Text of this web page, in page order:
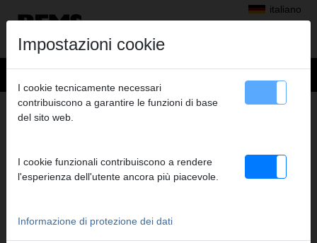
italiano
Prodotti>Pressatura radiale>Pinze a pressare/anelli a pressare REMS
> REMS Pinza a pressare RFIz 25
(PZ-2B) A1-32KN
Impostazioni cookie
I cookie tecnicamente necessari
contribuiscono a garantire le funzioni di base
del sito web.
I cookie funzionali contribuiscono a rendere
l'esperienza dell'utente ancora più piacevole.
Informazione di protezione dei dati